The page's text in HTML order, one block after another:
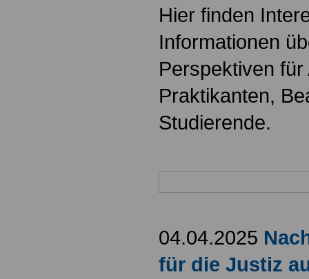
Hier finden
Informationen
Perspektiven
Praktikanten,
Studierende.
04.04.2025
für die Justiz